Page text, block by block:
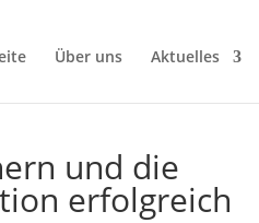
Über uns Aktuelles
und die
erfolgreich